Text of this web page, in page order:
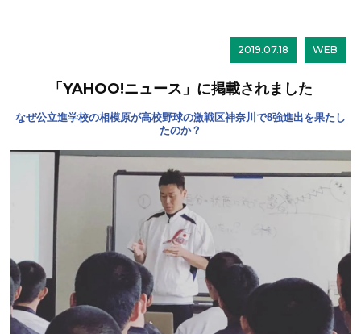
2019.07.18 WEB
「YAHOO!ニュース」に掲載されました
なぜ公立進学校の相模原が高校野球の激戦区神奈川で8強進出を果たし
たのか？